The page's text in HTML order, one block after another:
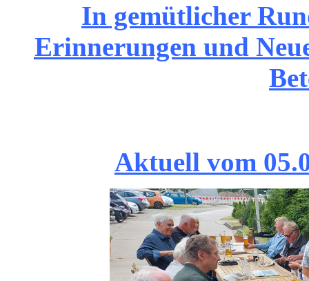
In gemütlicher
Erinnerungen und
Aktuell vom